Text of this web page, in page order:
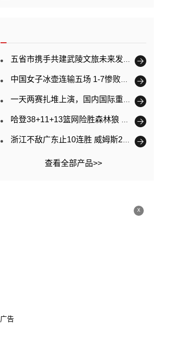
五省市携手共建武陵文旅未来发展新规划
中国女子冰壶连输五场 1-7惨败韩国
一天两赛扎堆上演，国内国际重大赛事为何青睐河南？
哈登38+11+13篮网险胜森林狼 欧文27+7唐斯31+12
浙江不敌广东止10连胜 威姆斯26+7+6朱旭航31+8
查看全部产品>>
x
广告